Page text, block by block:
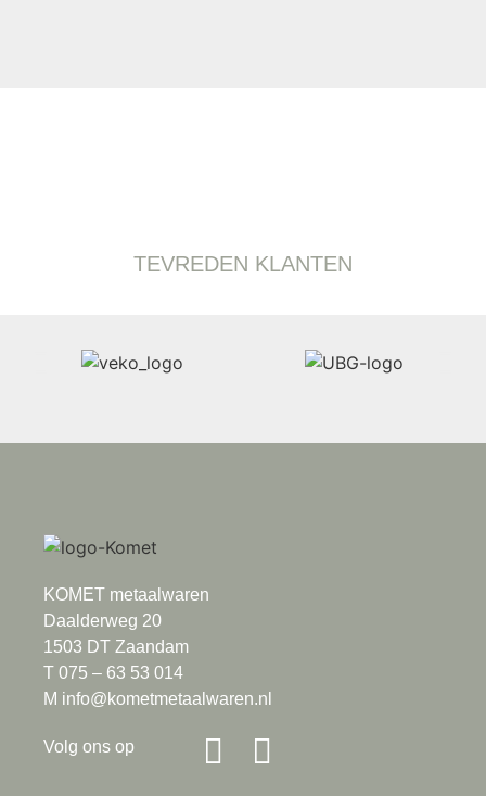
TEVREDEN KLANTEN
KOMET metaalwaren
Daalderweg 20
1503 DT Zaandam
T 075 – 63 53 014
M info@kometmetaalwaren.nl
Volg ons op